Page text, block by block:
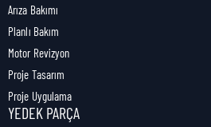
Arıza Bakımı
Planlı Bakım
Motor Revizyon
Proje Tasarım
Proje Uygulama
YEDEK PARÇA